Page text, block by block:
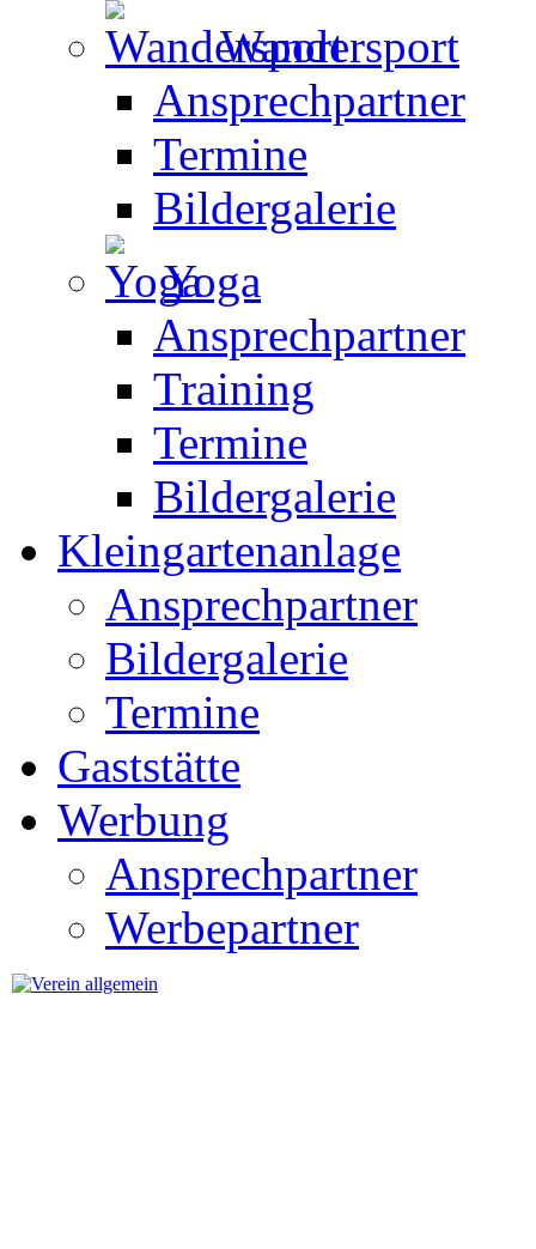
Wandersport
Ansprechpartner
Termine
Bildergalerie
Yoga
Ansprechpartner
Training
Termine
Bildergalerie
Kleingartenanlage
Ansprechpartner
Bildergalerie
Termine
Gaststätte
Werbung
Ansprechpartner
Werbepartner